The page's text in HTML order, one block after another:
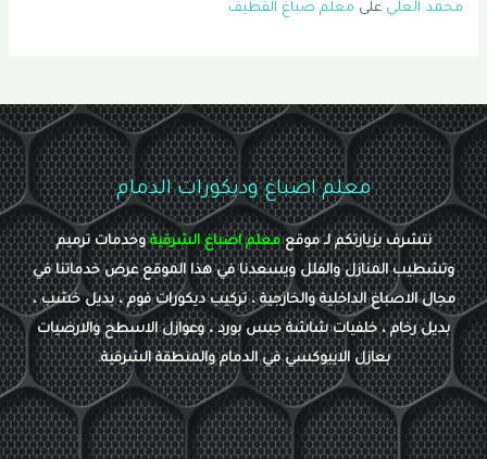
محمد العلي على معلم صباغ القطيف
معلم اصباغ وديكورات الدمام
نتشرف بزيارتكم لـ موقعمعلم اصباغ الشرقيةوخدمات ترميم
وتشطيب المنازل والفلل ويسعدنا في هذا الموقع عرض خدماتنا في
مجال الاصباغ الداخلية والخارجية ، تركيب ديكورات فوم ، بديل خشب ،
بديل رخام ، خلفيات شاشة جبس بورد ، وعوازل الاسطح والارضيات
بعازل الايبوكسي في الدمام والمنطقة الشرقية.